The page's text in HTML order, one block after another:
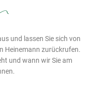
und lassen Sie sich von
Heinemann zurückrufen.
und wann wir Sie am